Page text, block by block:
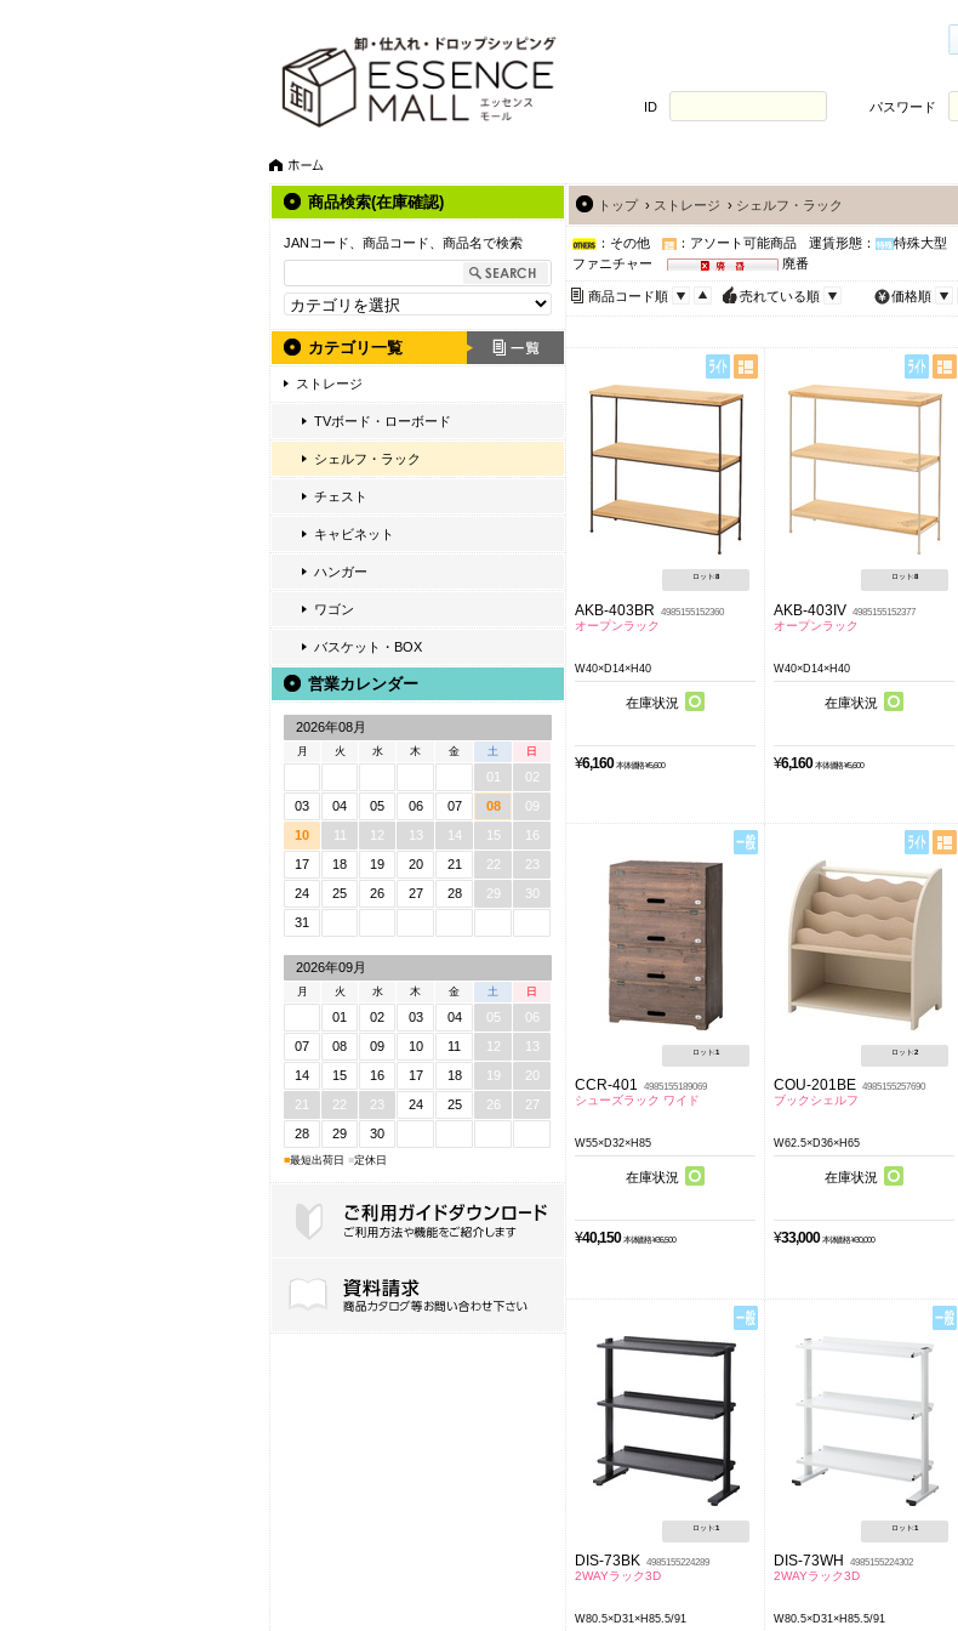
ID パスワード
商品検索(在庫確認)
JANコード、商品コード、商品名で検索
カテゴリ一覧
ストレージ
TVボード・ローボード
シェルフ・ラック
チェスト
キャビネット
ハンガー
ワゴン
バスケット・BOX
営業カレンダー
2026年08月
月 火 水 木 金 土 日
01
02
03
04 05 06 07 08
09
10
11 12 13 14 15
16
17
18 19 20 21 22
23
24
25 26 27 28 29
30
31
2026年09月
月 火 水 木 金 土 日
01 02 03 04 05
06
07
08 09 10 11 12
13
14
15 16 17 18 19
20
21
22 23 24 25 26
27
28
29 30
■最短出荷日 ■定休日
トップ› ストレージ › シェルフ・ラック
：その他 ：アソート可能商品 運賃形態： 特殊大型
ファニチャー
廃番
商品コード順 売れている順 価格順
ロット:8
AKB-403BR 4985155152360
オープンラック
W40×D14×H40
在庫状況
¥6,160 本体価格 ¥5,600
ロット:8
AKB-403IV 4985155152377
オープンラック
W40×D14×H40
在庫状況
¥6,160 本体価格 ¥5,600
ロット:1
CCR-401 4985155189069
シューズラック ワイド
W55×D32×H85
在庫状況
¥40,150 本体価格 ¥36,500
ロット:2
COU-201BE 4985155257690
ブックシェルフ
W62.5×D36×H65
在庫状況
¥33,000 本体価格 ¥30,000
ロット:1
DIS-73BK 4985155224289
2WAYラック3D
W80.5×D31×H85.5/91
ロット:1
DIS-73WH 4985155224302
2WAYラック3D
W80.5×D31×H85.5/91